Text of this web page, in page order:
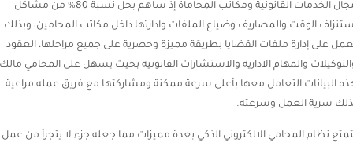
مجال الخدمات القانونية ومكاتب المحاماة إذ ساهم بحل نسبة 80% من مشاكل
الوقت والمصاريف وضياع الملفات وادارتها داخل مكاتب المحامين، وبذلك
على إدارة ملفات القضايا بطريقة مميزة وحصرية على جميع مراحلها، العقود
والمهام الادارية والاستشارات القانونية بحيث يسهل على المحامي مالك
البيانات التعامل معها بأعلى سرعة ممكنة ومشاركتها مع فريق عمله مراعية
سرية العمل وسرعته.
نظام المحامي الالكتروني الذكي بعدة مميزات مما جعله جزء لا يتجزأ من عمل